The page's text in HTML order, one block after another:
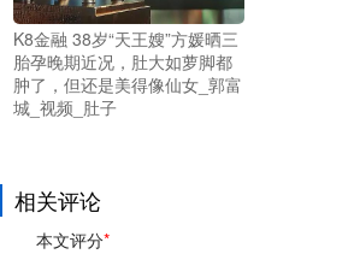
K8金融 38岁“天王嫂”方媛晒三
胎孕晚期近况，肚大如萝脚都
肿了，但还是美得像仙女_郭富
城_视频_肚子
相关评论
本文评分*